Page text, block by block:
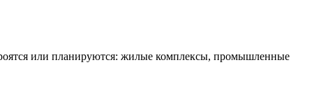
или планируются: жилые комплексы, промышленные